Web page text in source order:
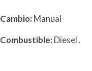
Cambio: Manual
Combustible: Diesel.